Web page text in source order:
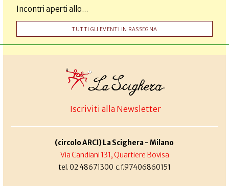
Incontri aperti allo...
TUTTI GLI EVENTI IN RASSEGNA
Iscriviti alla Newsletter
(circolo ARCI) La Scighera - Milano
Via Candiani 131, Quartiere Bovisa
tel. 02 48671300 c.f.97406860151